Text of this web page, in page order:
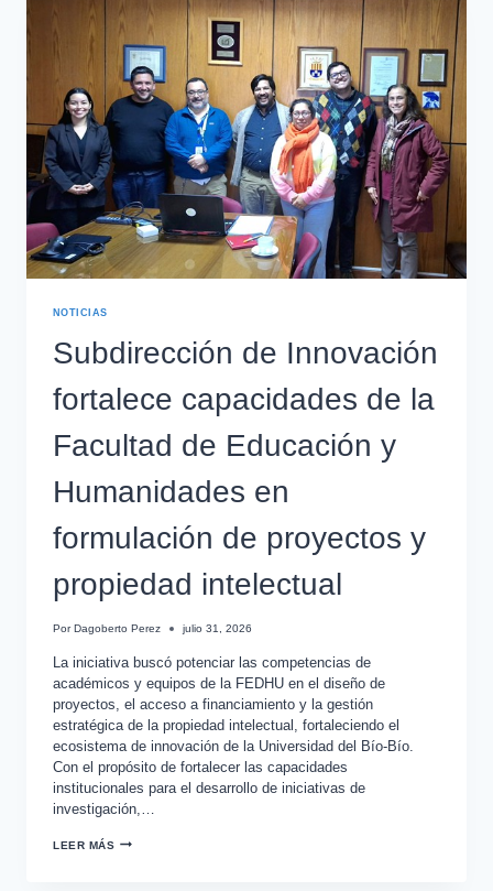
NOTICIAS
Subdirección de Innovación
fortalece capacidades de la
Facultad de Educación y
Humanidades en
formulación de proyectos y
propiedad intelectual
Por Dagoberto Perez julio 31, 2026
La iniciativa buscó potenciar las competencias de
académicos y equipos de la FEDHU en el diseño de
proyectos, el acceso a financiamiento y la gestión
estratégica de la propiedad intelectual, fortaleciendo el
ecosistema de innovación de la Universidad del Bío-Bío.
Con el propósito de fortalecer las capacidades
institucionales para el desarrollo de iniciativas de
investigación,…
LEER MÁS